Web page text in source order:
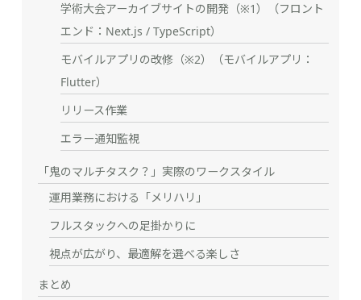
学術大会アーカイブサイトの開発（※1）（フロント
エンド：Next.js / TypeScript）
モバイルアプリの改修（※2）（モバイルアプリ：
Flutter）
リリース作業
エラー通知監視
「鬼のマルチタスク？」実際のワークスタイル
運用業務における「メリハリ」
フルスタックへの足掛かりに
視点が広がり、最適解を選べる楽しさ
まとめ